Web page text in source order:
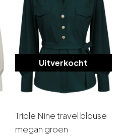
Uitverkocht
Triple Nine travel blouse
megan groen